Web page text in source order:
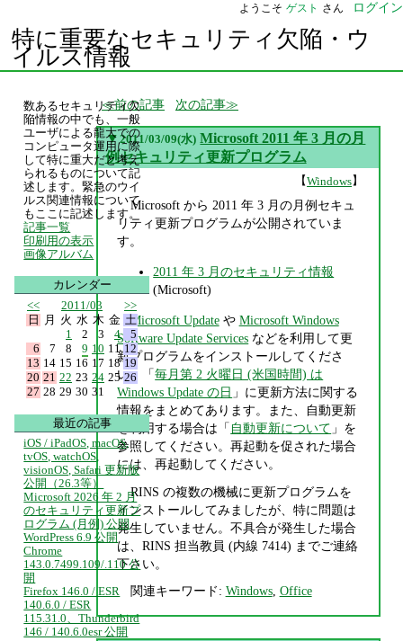
ようこそ ゲスト さん ログイン
特に重要なセキュリティ欠陥・ウ
イルス情報
前の記事 次の記事
▼ 2011/03/09(水) Microsoft 2011 年 3 月の月
例セキュリティ更新プログラム
【Windows】
Microsoft から 2011 年 3 月の月例セキュ
リティ更新プログラムが公開されていま
す。
2011 年 3 月のセキュリティ情報
(Microsoft)
Microsoft Updateや Microsoft Windows
Software Update Services などを利用して更
新プログラムをインストールしてくださ
い。「毎月第 2 火曜日 (米国時間) は
Windows Update の日 」に更新方法に関する
情報をまとめてあります。また、自動更新
を利用する場合は「 自動更新について 」を
参照してください。再起動を促された場合
には、再起動してください。
RINS の複数の機械に更新プログラムを
インストールしてみましたが、特に問題は
発生していません。不具合が発生した場合
は、RINS 担当教員 (内線 7414) までご連絡
下さい。
関連キーワード: Windows, Office
数あるセキュリティ欠
陥情報の中でも、一般
ユーザによる龍大での
コンピュータ運用に際
して特に重大だと考え
られるものについて記
述します。緊急のウイ
ルス関連情報について
もここに記述します。
記事一覧
印刷用の表示
画像アルバム
カレンダー
<<
2011/03
>>
日
月 火 水 木 金 土
1
2 3 4
5
6
7 8 9 10 11 12
13 14 15 16 17 18 19
20 21 22 23 24 25 26
27 28 29 30 31
最近の記事
iOS / iPadOS, macOS,
tvOS, watchOS,
visionOS, Safari 更新版
公開（26.3等）
Microsoft 2026 年 2 月
のセキュリティ更新プ
ログラム (月例) 公開
WordPress 6.9 公開
Chrome
143.0.7499.109/.110 公
開
Firefox 146.0 / ESR
140.6.0 / ESR
115.31.0、Thunderbird
146 / 140.6.0esr 公開